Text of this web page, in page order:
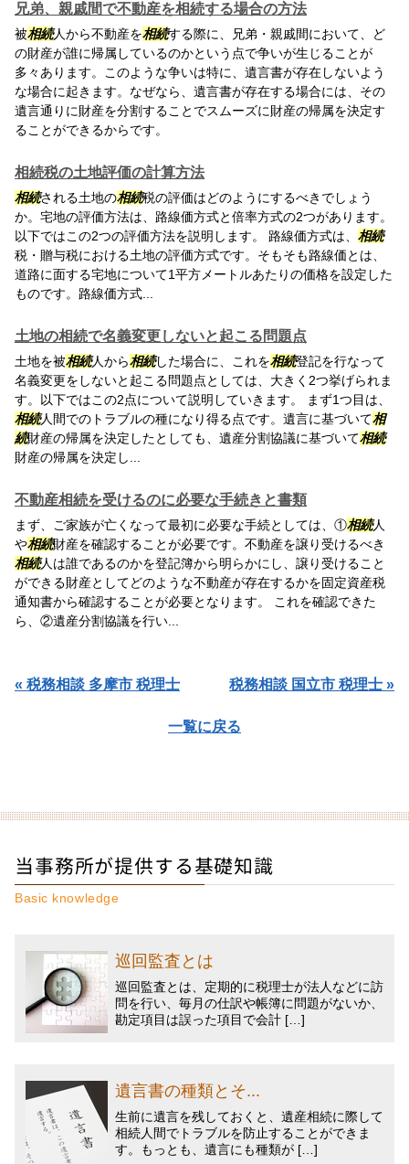
兄弟、親戚間で不動産を相続する場合の方法
被相続人から不動産を相続する際に、兄弟・親戚間において、ど
の財産が誰に帰属しているのかという点で争いが生じることが
多々あります。このような争いは特に、遺言書が存在しないよう
な場合に起きます。なぜなら、遺言書が存在する場合には、その
遺言通りに財産を分割することでスムーズに財産の帰属を決定す
ることができるからです。
相続税の土地評価の計算方法
相続される土地の相続税の評価はどのようにするべきでしょう
か。宅地の評価方法は、路線価方式と倍率方式の2つがあります。
以下ではこの2つの評価方法を説明します。 路線価方式は、 相続
税・贈与税における土地の評価方式です。そもそも路線価とは、
道路に面する宅地について1平方メートルあたりの価格を設定した
ものです。路線価方式...
土地の相続で名義変更しないと起こる問題点
土地を被相続人から相続した場合に、これを相続登記を行なって
名義変更をしないと起こる問題点としては、大きく2つ挙げられま
す。以下ではこの2点について説明していきます。 まず1つ目は、
相続人間でのトラブルの種になり得る点です。遺言に基づいて相
続財産の帰属を決定したとしても、遺産分割協議に基づいて相続
財産の帰属を決定し...
不動産相続を受けるのに必要な手続きと書類
まず、ご家族が亡くなって最初に必要な手続としては、①相続人
や相続財産を確認することが必要です。不動産を譲り受けるべき
相続人は誰であるのかを登記簿から明らかにし、譲り受けること
ができる財産としてどのような不動産が存在するかを固定資産税
通知書から確認することが必要となります。 これを確認できた
ら、②遺産分割協議を行い...
« 税務相談 多摩市 税理士 税務相談 国立市 税理士 »
一覧に戻る
当事務所が提供する基礎知識
Basic knowledge
巡回監査とは
巡回監査とは、定期的に税理士が法人などに訪
問を行い、毎月の仕訳や帳簿に問題がないか、
勘定項目は誤った項目で会計 […]
遺言書の種類とそ...
生前に遺言を残しておくと、遺産相続に際して
相続人間でトラブルを防止することができま
す。もっとも、遺言にも種類が […]